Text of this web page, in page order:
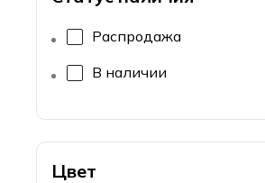
Цвет
Распродажа
В наличии